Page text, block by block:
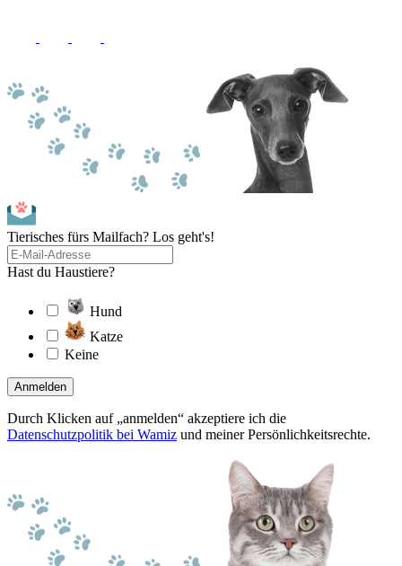
Tierisches fürs Mailfach? Los geht's!
Hast du Haustiere?
Hund
Katze
Keine
Anmelden
Durch Klicken auf „anmelden“ akzeptiere ich die
Datenschutzpolitik bei Wamiz und meiner Persönlichkeitsrechte.